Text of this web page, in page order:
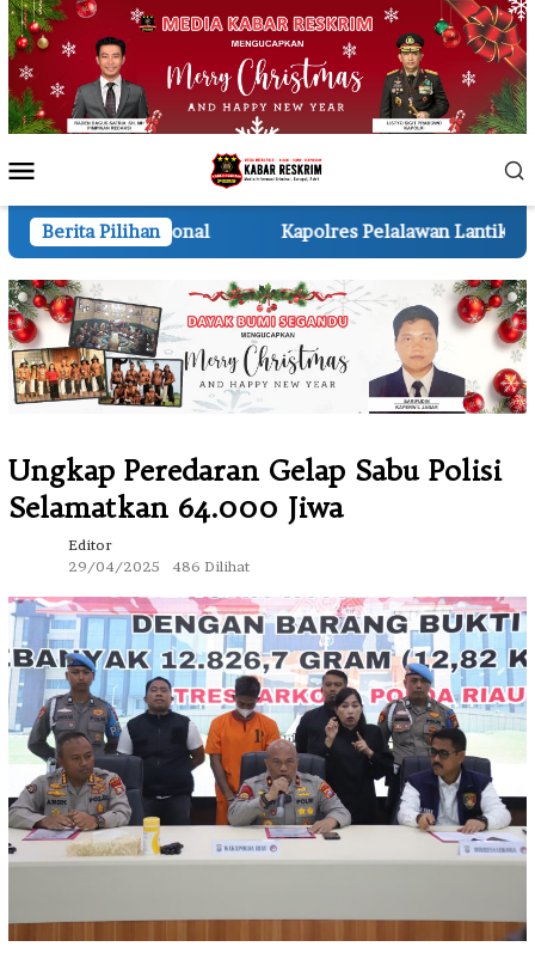
Loncat
ke
konten
Mobile
Berita Pilihan
Kapolres Pelalawan Lantik Pengurus Bhuwana
Ungkap Peredaran Gelap Sabu Polisi
Selamatkan 64.000 Jiwa
Editor
29/04/2025
486 Dilihat